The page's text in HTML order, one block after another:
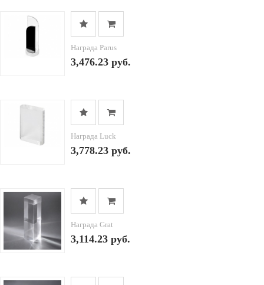
Награда Parus
3,476.23 руб.
Награда Luck
3,778.23 руб.
Награда Grat
3,114.23 руб.